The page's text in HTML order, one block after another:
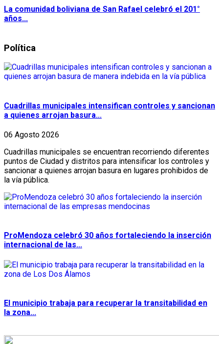
La comunidad boliviana de San Rafael celebró el 201°
años...
Política
Cuadrillas municipales intensifican controles y sancionan
a quienes arrojan basura...
06 Agosto 2026
Cuadrillas municipales se encuentran recorriendo diferentes
puntos de Ciudad y distritos para intensificar los controles y
sancionar a quienes arrojan basura en lugares prohibidos de
la vía pública.
ProMendoza celebró 30 años fortaleciendo la inserción
internacional de las...
El municipio trabaja para recuperar la transitabilidad en
la zona...